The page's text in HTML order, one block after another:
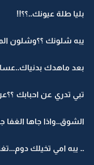
بليا طلة عيونك..؟؟!!
يبه شلونك ؟؟وشلون
بعد ماهدك
تبي تدري عن احبابك
الشوق..واذا جاها الغفا
.. يبه امي تخيلك